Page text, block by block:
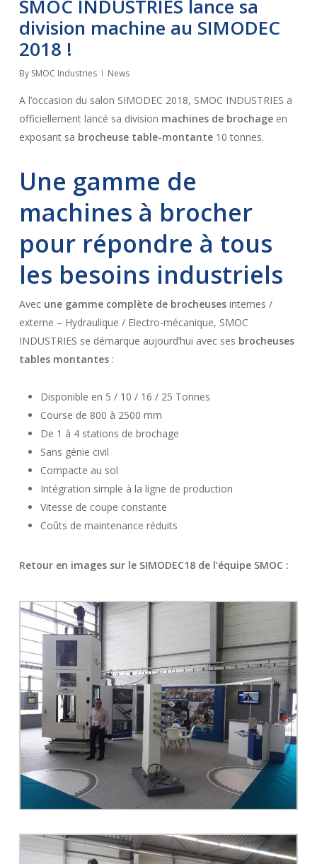
SMOC INDUSTRIES lance sa
division machine au SIMODEC
2018 !
By SMOC Industries News
A l’occasion du salon SIMODEC 2018, SMOC INDUSTRIES a
officiellement lancé sa division machines de brochageen
exposant sa brocheuse table-montante10 tonnes.
Une gamme de
machines à brocher
pour répondre à tous
les besoins industriels
Avec une gamme complète de brocheusesinternes /
externe – Hydraulique / Electro-mécanique, SMOC
INDUSTRIES se démarque aujourd’hui avec ses brocheuses
tables montantes:
Disponible en 5 / 10 / 16 / 25 Tonnes
Course de 800 à 2500 mm
De 1 à 4 stations de brochage
Sans génie civil
Compacte au sol
Intégration simple à la ligne de production
Vitesse de coupe constante
Coûts de maintenance réduits
Retour en images sur le SIMODEC18 de l’équipe SMOC :